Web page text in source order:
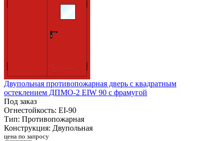
Двупольная противопожарная дверь с квадратным
остеклением ДПМО-2 EIW 90 с фрамугой
Под заказ
Огнестойкость: EI-90
Тип: Противопожарная
Конструкция: Двупольная
цена по запросу